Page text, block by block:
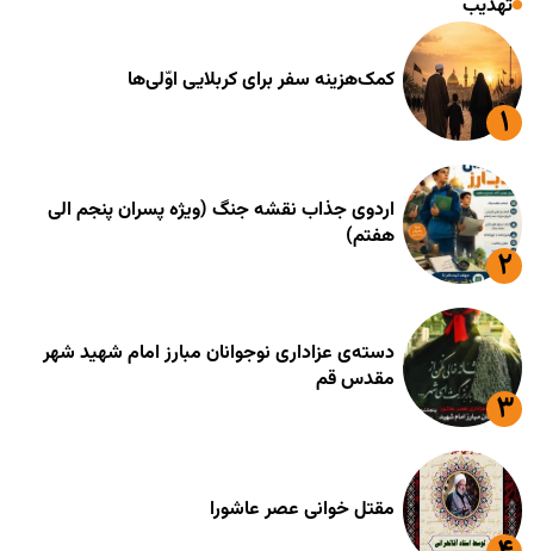
تهذیب
کمک‌هزینه سفر برای کربلایی اوّلی‌ها
اردوی جذاب نقشه جنگ (ویژه پسران پنجم الی
هفتم)
دسته‌ی عزاداری نوجوانان مبارز امام شهید شهر
مقدس قم
مقتل خوانی عصر عاشورا